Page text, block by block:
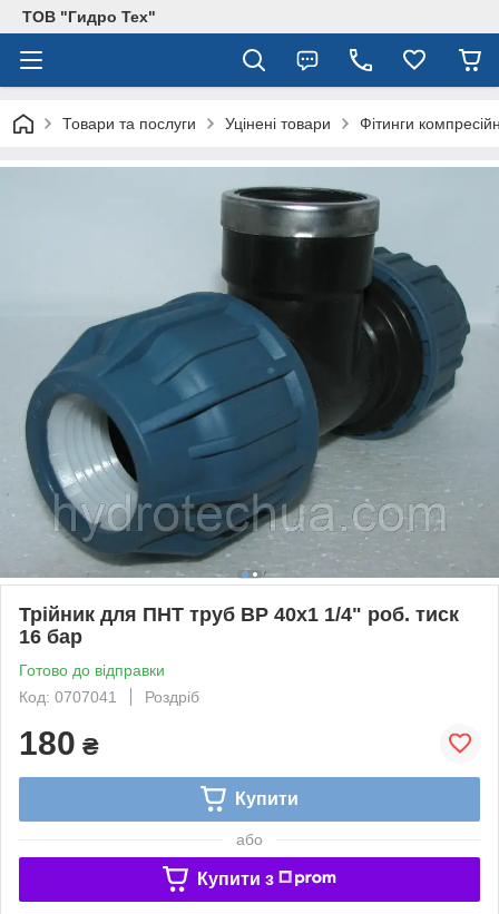
ТОВ "Гидро Тех"
Товари та послуги Уцінені товари Фітинги
Трійник для ПНТ труб ВР 40х1 1/4" роб. тиск
16 бар
Готово до відправки
Код: 0707041
Роздріб
180 ₴
Купити
або
Купити з